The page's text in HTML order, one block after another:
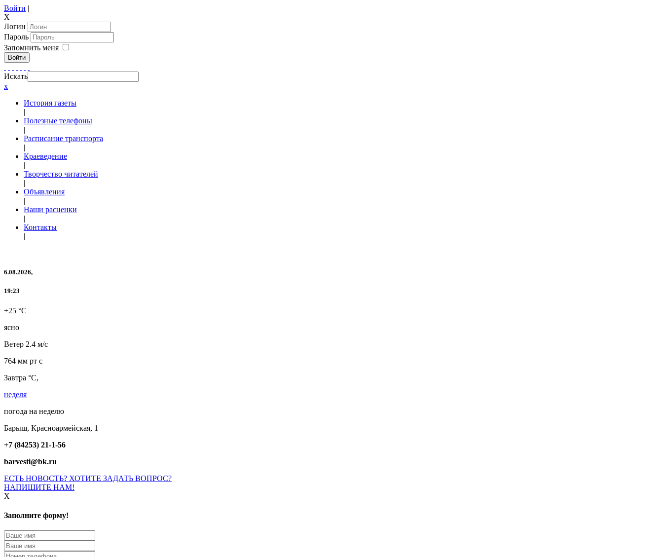
Войти |
X
Логин
Пароль
Запомнить меня
Войти
Искать
x
История газеты
|
Полезные телефоны
|
Расписание транспорта
|
Краеведение
|
Творчество читателей
|
Объявления
|
Наши расценки
|
Контакты
|
6.08.2026,
19:23
+25 °C
ясно
Ветер 2.4 м/с
764 мм рт с
Завтра °C,
неделя
погода на неделю
Барыш, Красноармейская, 1
+7 (84253) 21-1-56
barvesti@bk.ru
ЕСТЬ НОВОСТЬ? ХОТИТЕ ЗАДАТЬ ВОПРОС?
НАПИШИТЕ НАМ!
X
Заполните форму!